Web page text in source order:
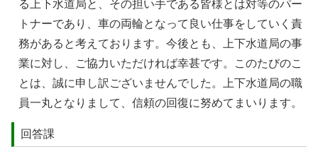
る上下水道局と、その担い手である皆様とは対等のパー
トナーであり、車の両輪となって良い仕事をしていく責
務があると考えております。今後とも、上下水道局の事
業に対し、ご協力いただければ幸甚です。このたびのこ
とは、誠に申し訳ございませんでした。上下水道局の職
員一丸となりまして、信頼の回復に努めてまいります。
回答課